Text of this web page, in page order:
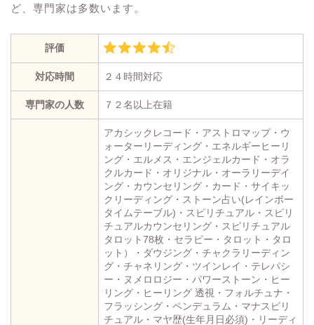
ど、専門家は多数います。
評価
対応時間 ２４時間対応
専門家の人数 ７２名以上在籍
アカシックレコード・アストロマップ・ウ
ォーターリーディング・エネルギーヒーリ
ング・エルメス・エンジェルカード・オラ
クルカード・オリジナル・オーラリーデイ
ング・カウンセリング・カード・サイキッ
クリーディング・ストーン占い(レインボー
タイムテーブル)・スピリチュアル・スピリ
チュアルカウンセリング・スピリチュアル
タロット78枚・セラピー・タロット・タロ
ット）・ダウジング・チャクラリーディン
グ・チャネリング・ツインレイ・テレパシ
ー・ヌメロロジー・パワーストーン・ヒー
リング・ヒーリング 透視・フォルチュナ・
フラッシング・ペンデュラム・マナスピリ
チュアル・マヤ歴(生年月日必須)・リーディ